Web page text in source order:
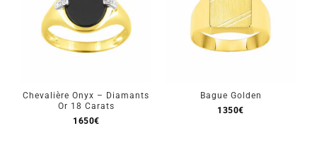
Chevalière Onyx – Diamants
Or 18 Carats
1650€
Bague Golden
1350€